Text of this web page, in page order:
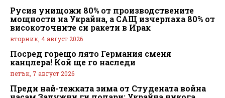
Русия унищожи 80% от производствените
мощности на Украйна, а САЩ изчерпаха 80% от
високоточните си ракети в Ирак
вторник, 4 август 2026
Посред горещо лято Германия сменя
канцлера! Кой ще го наследи
петък, 7 август 2026
Преди най-тежката зима от Студената война